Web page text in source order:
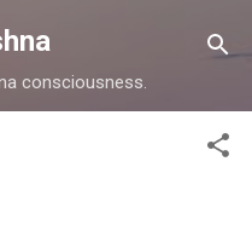
consciousness.